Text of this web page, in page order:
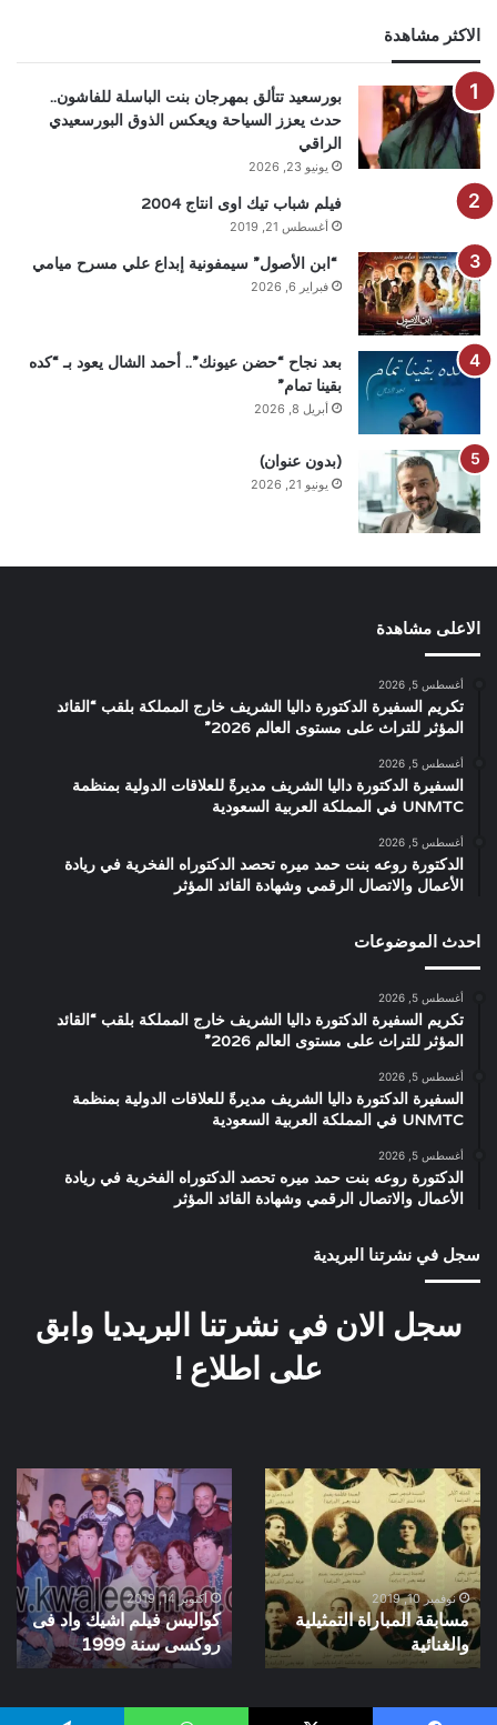
الاكثر مشاهدة
بورسعيد تتألق بمهرجان بنت الباسلة للفاشون..
حدث يعزز السياحة ويعكس الذوق البورسعيدي
الراقي
يونيو 23, 2026
فيلم شباب تيك اوى انتاج 2004
أغسطس 21, 2019
“ابن الأصول” سيمفونية إبداع علي مسرح ميامي
فبراير 6, 2026
بعد نجاح “حضن عيونك”.. أحمد الشال يعود بـ “كده
بقينا تمام”
أبريل 8, 2026
(بدون عنوان)
يونيو 21, 2026
الاعلى مشاهدة
أغسطس 5, 2026
تكريم السفيرة الدكتورة داليا الشريف خارج المملكة بلقب “القائد
المؤثر للتراث على مستوى العالم 2026”
أغسطس 5, 2026
السفيرة الدكتورة داليا الشريف مديرةً للعلاقات الدولية بمنظمة
UNMTC في المملكة العربية السعودية
أغسطس 5, 2026
الدكتورة روعه بنت حمد ميره تحصد الدكتوراه الفخرية في ريادة
الأعمال والاتصال الرقمي وشهادة القائد المؤثر
احدث الموضوعات
أغسطس 5, 2026
تكريم السفيرة الدكتورة داليا الشريف خارج المملكة بلقب “القائد
المؤثر للتراث على مستوى العالم 2026”
أغسطس 5, 2026
السفيرة الدكتورة داليا الشريف مديرةً للعلاقات الدولية بمنظمة
UNMTC في المملكة العربية السعودية
أغسطس 5, 2026
الدكتورة روعه بنت حمد ميره تحصد الدكتوراه الفخرية في ريادة
الأعمال والاتصال الرقمي وشهادة القائد المؤثر
سجل في نشرتنا البريدية
سجل الان في نشرتنا البريديا وابق
على اطلاع !
مسابقة
المباراة
التمثيلية
والغنائية
نوفمبر 10, 2019
مسابقة المباراة التمثيلية
والغنائية
كواليس
فيلم
اشيك
واد
فى
روكسى
سنة
1999
أكتوبر 14, 2019
كواليس فيلم اشيك واد فى
روكسى سنة 1999